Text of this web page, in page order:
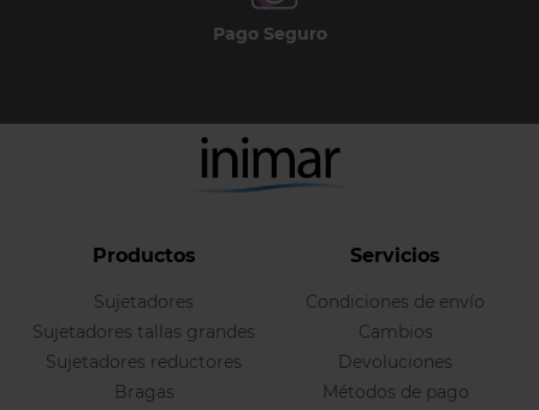
Pago Seguro
Productos
Sujetadores
Sujetadores tallas grandes
Sujetadores reductores
Bragas
Servicios
Condiciones de envío
Cambios
Devoluciones
Métodos de pago